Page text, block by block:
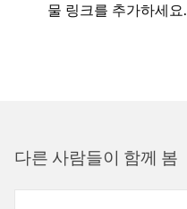
물 링크를 추가하세요.
다른 사람들이 함께 봄